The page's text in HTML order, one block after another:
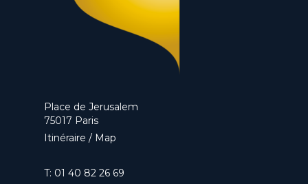
Place de Jerusalem
75017 Paris
Itinéraire / Map
T: 01 40 82 26 69